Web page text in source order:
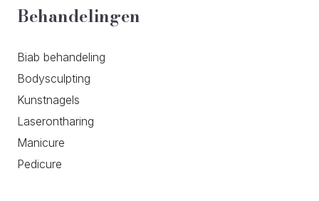
Behandelingen
Biab behandeling
Bodysculpting
Kunstnagels
Laserontharing
Manicure
Pedicure